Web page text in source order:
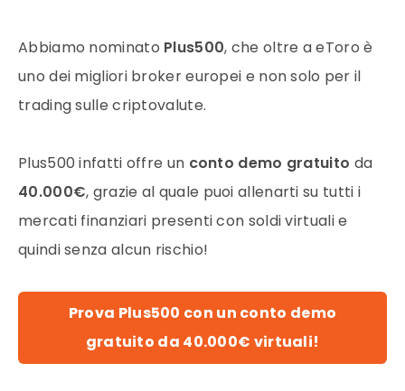
Abbiamo nominato Plus500, che oltre a eToro è
uno dei migliori broker europei e non solo per il
trading sulle criptovalute.
Plus500 infatti offre un conto demo gratuito da
40.000€, grazie al quale puoi allenarti su tutti i
mercati finanziari presenti con soldi virtuali e
quindi senza alcun rischio!
Prova Plus500 con un conto demo
gratuito da 40.000€ virtuali!